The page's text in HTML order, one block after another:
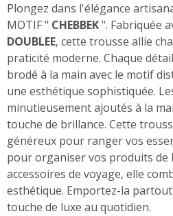
Plongez dans l'élégance
MOTIF " CHEBBEK". Fabriquée
DOUBLEE, cette trousse allie
praticité moderne. Chaque
brodé à la main avec le motif
une esthétique sophistiquée.
minutieusement ajoutés à la
touche de brillance. Cette
généreux pour ranger vos
pour organiser vos produits de
accessoires de voyage, elle
esthétique. Emportez-la
touche de luxe au quotidien.